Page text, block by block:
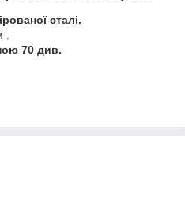
сталі.
.
70 див.